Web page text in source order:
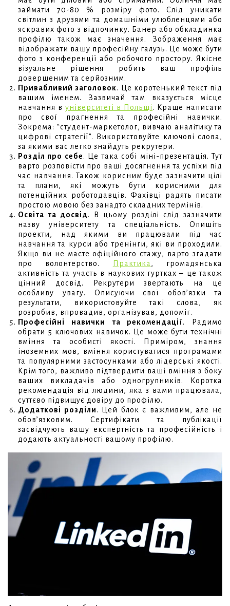
займати 70-80 % розміру фото. Слід уникати
світлин з друзями та домашніми улюбленцями або
яскравих фото з відпочинку. Банер або обкладинка
профілю також має значення. Зображення має
відображати вашу професійну галузь. Це може бути
фото з конференції або робочого простору. Якісне
візуальне рішення робить ваш профіль
довершеним та серйозним.
Привабливий заголовок. Це коротенький текст під
вашим іменем. Зазвичай там вказується місце
навчання в університеті в Польщі. Краще написати
про свої прагнення та професійні навички.
Зокрема: “студент-маркетолог, вивчаю аналітику та
цифрові стратегії”. Використовуйте ключові слова,
за якими вас легко знайдуть рекрутери.
Розділ про себе. Це така собі міні-презентація. Тут
варто розповісти про ваші досягнення та успіхи під
час навчання. Також корисним буде зазначити цілі
та плани, які можуть бути корисними для
потенційних роботодавців. Фахівці радять писати
простою мовою без занадто складних термінів.
Освіта та досвід. В цьому розділі слід зазначити
назву університету та спеціальність. Опишіть
проекти, над якими ви працювали під час
навчання та курси або тренінги, які ви проходили.
Якщо ви не маєте офіційного стажу, варто згадати
про волонтерство.
Практика , громадянська
активність та участь в наукових гуртках – це також
цінний досвід. Рекрутери звертають на це
особливу увагу. Описуючи свої обов’язки та
результати, використовуйте такі слова, як
розробив, впровадив, організував, допоміг.
Професійні навички та рекомендації. Радимо
обрати 5 ключових навичок. Це може бути технічні
вміння та особисті якості. Приміром, знання
іноземних мов, вміння користуватися програмами
та популярними застосунками або лідерські якості.
Крім того, важливо підтвердити ваші вміння з боку
ваших викладачів або одногрупників. Коротка
рекомендація від людини, яка з вами працювала,
суттєво підвищує довіру до профілю.
Додаткові розділи. Цей блок є важливим, але не
обов’язковим. Сертифікати та публікації
засвідчують вашу експертність та професійність і
додають актуальності вашому профілю.